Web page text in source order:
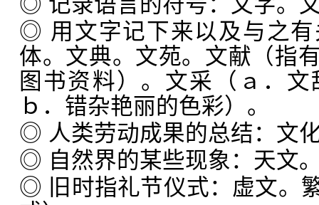
◎ 用文字记下来以及与之
体。文典。文苑。文献（指
图书资料）。文采（ａ．
ｂ．错杂艳丽的色彩）。
◎ 人类劳动成果的总结：文
◎ 自然界的某些现象：天文
◎ 旧时指礼节仪式：虚文。